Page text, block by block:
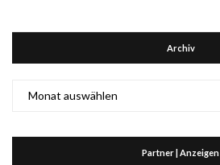
Archiv
Partner | Anzeigen